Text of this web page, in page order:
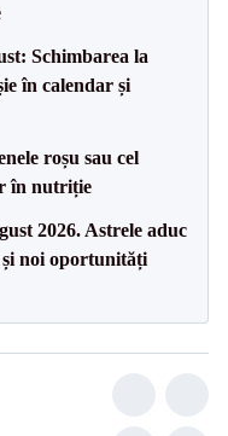
Schimbarea la
în calendar și
roșu sau cel
în nutriție
2026. Astrele aduc
noi oportunități